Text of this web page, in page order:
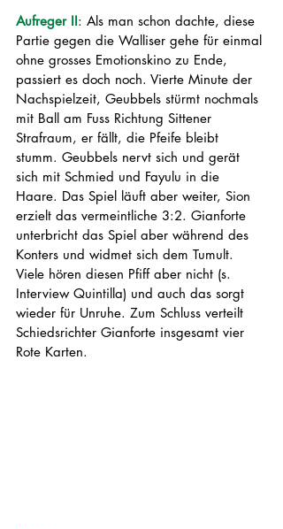
Aufreger II: Als man schon dachte, diese
Partie gegen die Walliser gehe für einmal
ohne grosses Emotionskino zu Ende,
passiert es doch noch. Vierte Minute der
Nachspielzeit, Geubbels stürmt nochmals
mit Ball am Fuss Richtung Sittener
Strafraum, er fällt, die Pfeife bleibt
stumm. Geubbels nervt sich und gerät
sich mit Schmied und Fayulu in die
Haare. Das Spiel läuft aber weiter, Sion
erzielt das vermeintliche 3:2. Gianforte
unterbricht das Spiel aber während des
Konters und widmet sich dem Tumult.
Viele hören diesen Pfiff aber nicht (s.
Interview Quintilla) und auch das sorgt
wieder für Unruhe. Zum Schluss verteilt
Schiedsrichter Gianforte insgesamt vier
Rote Karten.